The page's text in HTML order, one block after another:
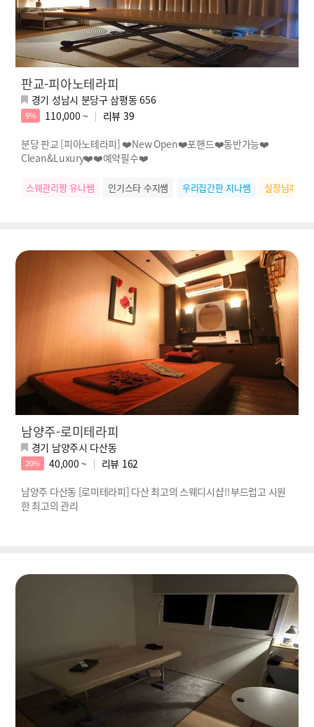
판교-피아노테라피
경기 성남시 분당구 삼평동 656
9% 110,000 ~ 리뷰 39
분당 판교 [피아노테라피] ❤️New Open❤️포핸드❤️동반가능❤️
Clean&Luxury❤️❤️예약필수❤️
스웨관리짱 유나쌤 인기스타 수지쌤 우리집간판 지나쌤 실장님추천
남양주-로미테라피
경기 남양주시 다산동
20% 40,000 ~ 리뷰 162
남양주 다산동 [로미테라피] 다산 최고의 스웨디시샵!!부드럽고 시원
한 최고의 관리